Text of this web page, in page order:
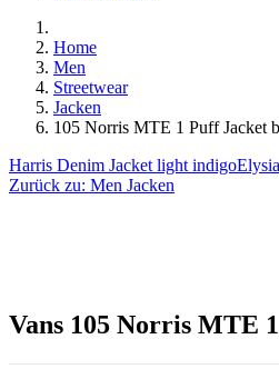
Home
Men
Streetwear
Jacken
105 Norris MTE 1 Puff Jacket
Harris Denim Jacket light indigo
Zurück zu: Men Jacken
Vans 105 Norris MTE